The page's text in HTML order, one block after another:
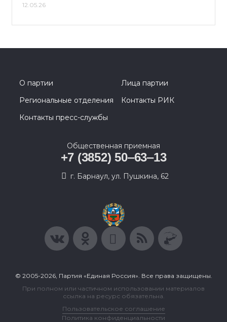
12.05.26
О партии
Лица партии
Региональные отделения
Контакты РИК
Контакты пресс-службы
Общественная приемная
+7 (3852) 50‒63‒13
г. Барнаул, ул. Пушкина, 62
© 2005-2026, Партия «Единая Россия». Все права защищены.
При полном или частичном использовании материалов
ссылка на ресурс обязательна.
Пользовательское соглашение
Политика конфиденциальности